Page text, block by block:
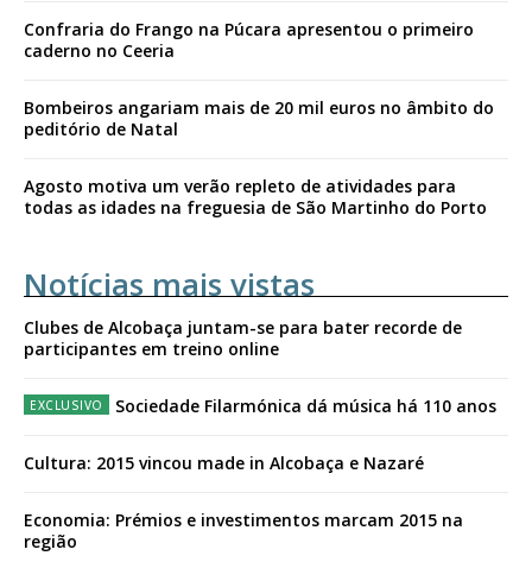
Confraria do Frango na Púcara apresentou o primeiro
caderno no Ceeria
Bombeiros angariam mais de 20 mil euros no âmbito do
peditório de Natal
Agosto motiva um verão repleto de atividades para
todas as idades na freguesia de São Martinho do Porto
Notícias mais vistas
Clubes de Alcobaça juntam-se para bater recorde de
participantes em treino online
Sociedade Filarmónica dá música há 110 anos
Cultura: 2015 vincou made in Alcobaça e Nazaré
Economia: Prémios e investimentos marcam 2015 na
região